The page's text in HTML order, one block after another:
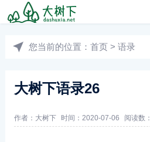
您当前的位置： 首页 > 语录
大树下语录26
作者： 大树下 时间：2020-07-06 阅读数：